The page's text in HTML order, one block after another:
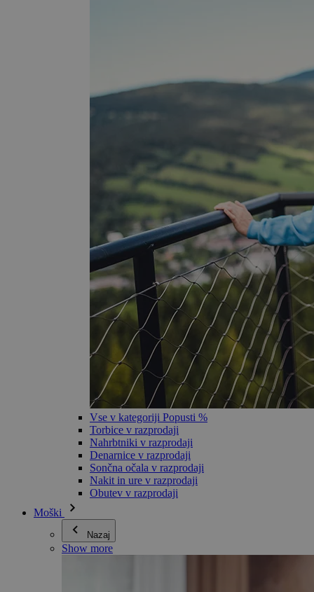
Vse v kategoriji Popusti %
Torbice v razprodaji
Nahrbtniki v razprodaji
Denarnice v razprodaji
Sončna očala v razprodaji
Nakit in ure v razprodaji
Obutev v razprodaji
Moški
Nazaj
Show more